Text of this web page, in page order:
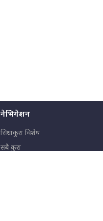
नेभिगेशन
सिधाकुरा विशेष
सबै कुरा